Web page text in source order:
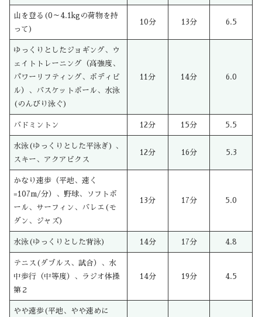
山を登る(0～4.1kgの荷物を持
って)
10分 13分 6.5
ゆっくりとしたジョギング、ウ
ェイトトレーニング（高強度、
パワーリフティング、ボディビ
ル）、バスケットボール、水泳
(のんびり泳ぐ)
11分 14分 6.0
バドミントン 12分 15分 5.5
水泳(ゆっくりとした平泳ぎ) 、
スキー、アクアビクス
12分 16分 5.3
かなり速歩（平地、速く
=107m/分）、野球、ソフトボ
ール、サーフィン、バレエ(モ
ダン、ジャズ)
13分 17分 5.0
水泳(ゆっくりとした背泳) 14分 17分 4.8
テニス(ダブルス、試合）、水
中歩行（中等度）、ラジオ体操
第２
14分 19分 4.5
やや速歩(平地、やや速めに